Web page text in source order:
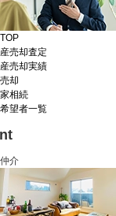
売却査定
売却実績
却
相続
望者一覧
介